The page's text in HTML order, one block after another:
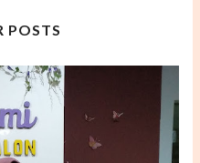
POSTS